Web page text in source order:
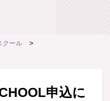
クール
申込に